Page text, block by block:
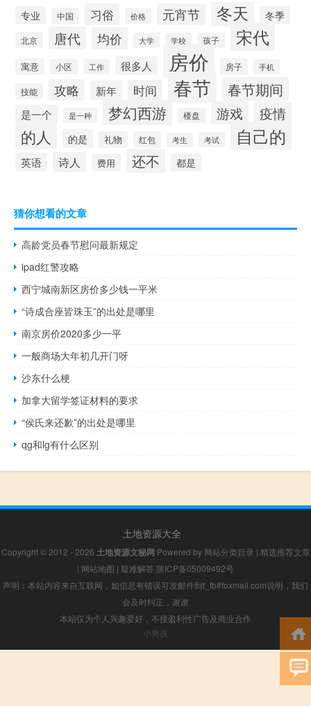
专业 中国 习俗 价格 元宵节 冬天 冬季
北京 唐代 均价 大学 学校 孩子 宋代
寓意 小区 工作 很多人 房价 房子 手机
技能 攻略 新年 时间 春节 春节期间
是一个 是一种 梦幻西游 楼盘 游戏 疫情
的人 的是 礼物 红包 考生 考试 自己的
英语 诗人 费用 还不 都是
猜你想看的文章
高龄党员春节慰问最新规定
ipad红警攻略
西宁城南新区房价多少钱一平米
“诗成合座皆珠玉”的出处是哪里
南京房价2020多少一平
一般商场大年初几开门呀
沙东什么梗
加拿大留学签证材料的要求
“侯氏来还歉”的出处是哪里
qg和lg有什么区别
土地资源大全
Copyright © 2012 - 2026 土地资源文秘网 Powered by 网站分类目录 | 精选推荐文章
| 网站地图 | 疑难解答 陕ICP备05009492号
声明：本站内容来自互联网，如信息有错误可发邮件到f_fb#foxmail.com说明，我们
会及时纠正，谢谢
本站仅为个人兴趣爱好，不接盈利性广告及商业合作
小男孩